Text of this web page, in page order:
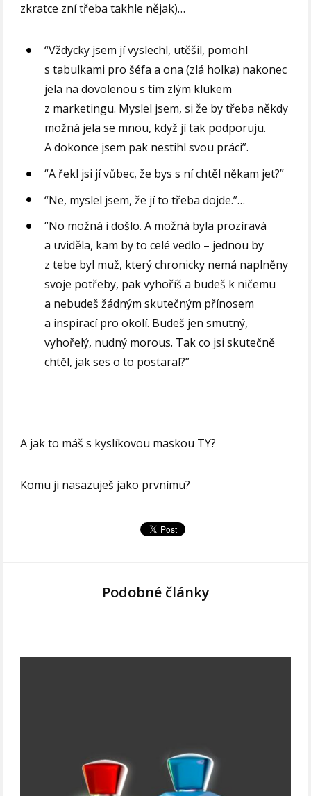
zkratce zní třeba takhle nějak)…
“Vždycky jsem jí vyslechl, utěšil, pomohl
s tabulkami pro šéfa a ona (zlá holka) nakonec
jela na dovolenou s tím zlým klukem
z marketingu. Myslel jsem, si že by třeba někdy
možná jela se mnou, když jí tak podporuju.
A dokonce jsem pak nestihl svou práci”.
“A řekl jsi jí vůbec, že bys s ní chtěl někam jet?”
“Ne, myslel jsem, že jí to třeba dojde.”…
“No možná i došlo. A možná byla prozíravá
a uviděla, kam by to celé vedlo – jednou by
z tebe byl muž, který chronicky nemá naplněny
svoje potřeby, pak vyhoříš a budeš k ničemu
a nebudeš žádným skutečným přínosem
a inspirací pro okolí. Budeš jen smutný,
vyhořelý, nudný morous. Tak co jsi skutečně
chtěl, jak ses o to postaral?”
A jak to máš s kyslíkovou maskou TY?
Komu ji nasazuješ jako prvnímu?
Podobné články